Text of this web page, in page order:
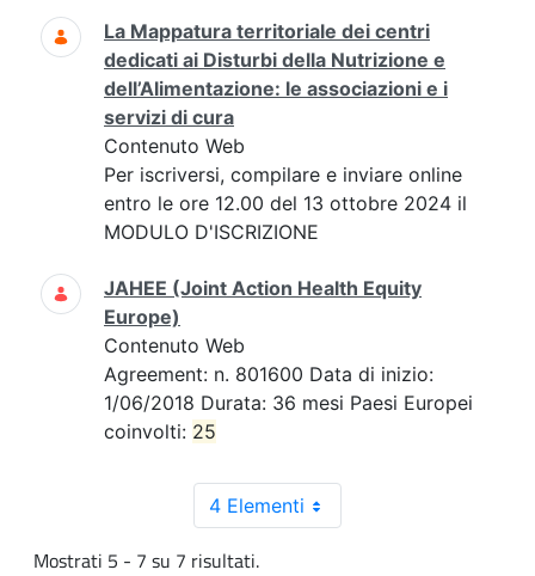
La Mappatura territoriale dei centri
dedicati ai Disturbi della Nutrizione e
dell’Alimentazione: le associazioni e i
servizi di cura
Contenuto Web
Per iscriversi, compilare e inviare online
entro le ore 12.00 del 13 ottobre 2024 il
MODULO D'ISCRIZIONE
JAHEE (Joint Action Health Equity
Europe)
Contenuto Web
Agreement: n. 801600 Data di inizio:
1/06/2018 Durata: 36 mesi Paesi Europei
coinvolti: 25
4 Elementi
Mostrati 5 - 7 su 7 risultati.